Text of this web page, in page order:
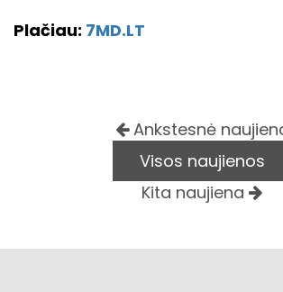
Plačiau: 7MD.LT
Ankstesnė
Visos naujienos
Kita naujiena